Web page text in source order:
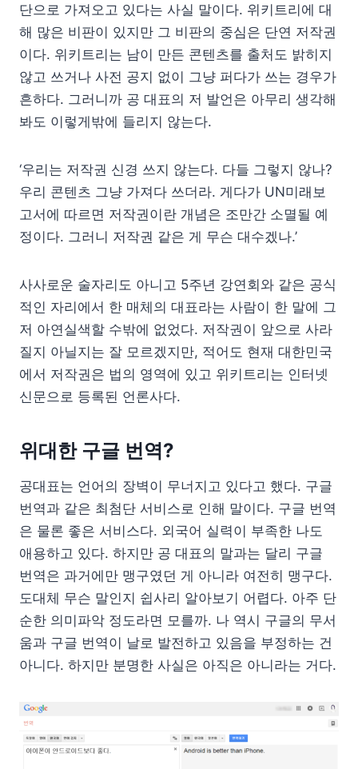
단으로 가져오고 있다는 사실 말이다. 위키트리에 대
해 많은 비판이 있지만 그 비판의 중심은 단연 저작권
이다. 위키트리는 남이 만든 콘텐츠를 출처도 밝히지
않고 쓰거나 사전 공지 없이 그냥 퍼다가 쓰는 경우가
흔하다. 그러니까 공 대표의 저 발언은 아무리 생각해
봐도 이렇게밖에 들리지 않는다.
‘우리는 저작권 신경 쓰지 않는다. 다들 그렇지 않나?
우리 콘텐츠 그냥 가져다 쓰더라. 게다가 UN미래보
고서에 따르면 저작권이란 개념은 조만간 소멸될 예
정이다. 그러니 저작권 같은 게 무슨 대수겠나.’
사사로운 술자리도 아니고 5주년 강연회와 같은 공식
적인 자리에서 한 매체의 대표라는 사람이 한 말에 그
저 아연실색할 수밖에 없었다. 저작권이 앞으로 사라
질지 아닐지는 잘 모르겠지만, 적어도 현재 대한민국
에서 저작권은 법의 영역에 있고 위키트리는 인터넷
신문으로 등록된 언론사다.
위대한 구글 번역?
공대표는 언어의 장벽이 무너지고 있다고 했다. 구글
번역과 같은 최첨단 서비스로 인해 말이다. 구글 번역
은 물론 좋은 서비스다. 외국어 실력이 부족한 나도
애용하고 있다. 하지만 공 대표의 말과는 달리 구글
번역은 과거에만 맹구였던 게 아니라 여전히 맹구다.
도대체 무슨 말인지 쉽사리 알아보기 어렵다. 아주 단
순한 의미파악 정도라면 모를까. 나 역시 구글의 무서
움과 구글 번역이 날로 발전하고 있음을 부정하는 건
아니다. 하지만 분명한 사실은 아직은 아니라는 거다.